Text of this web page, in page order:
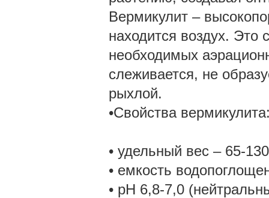
Вермикулит –
находится воздух. Это
необходимых
слеживается, не
рыхлой.
•Свойства
• удельный вес – 65-
• емкость
• рН 6,8-7,0